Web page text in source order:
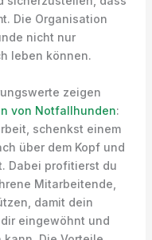
Die Organisation
nicht nur
leben können.
zeigen
von Notfallhunden:
schenkst einem
über dem Kopf und
Dabei profitierst du
Mitarbeitende,
damit dein
eingewöhnt und